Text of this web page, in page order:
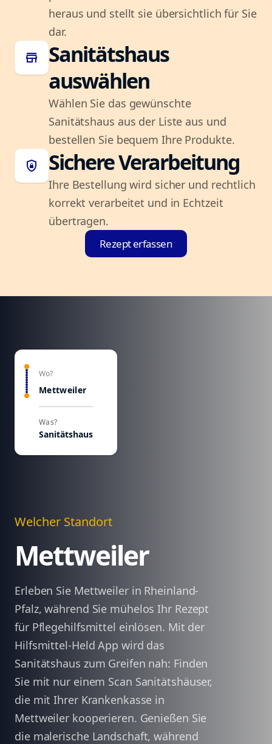
heraus und stellt sie übersichtlich für Sie
dar.
store
Sanitätshaus
auswählen
Wählen Sie das gewünschte
Sanitätshaus aus der Liste aus und
bestellen Sie bequem Ihre Produkte.
shield_lock Sichere Verarbeitung
Ihre Bestellung wird sicher und rechtlich
korrekt verarbeitet und in Echtzeit
übertragen.
Rezept erfassen
Wo?
Mettweiler
Was?
Sanitätshaus
Welcher Standort
Mettweiler
Erleben Sie Mettweiler in Rheinland-
Pfalz, während Sie mühelos Ihr Rezept
für Pflegehilfsmittel einlösen. Mit der
Hilfsmittel-Held App wird das
Sanitätshaus zum Greifen nah: Finden
Sie mit nur einem Scan Sanitätshäuser,
die mit Ihrer Krankenkasse in
Mettweiler kooperieren. Genießen Sie
die malerische Landschaft, während